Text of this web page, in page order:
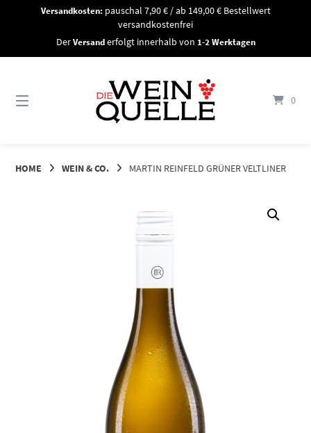
Versandkosten: pauschal 7,90 € / ab 149,00 € Bestellwert
versandkostenfrei
DerVersanderfolgt innerhalb von 1-2 Werktagen
0
HOME WEIN & CO. MARTIN REINFELD GRÜNER VELTLINER